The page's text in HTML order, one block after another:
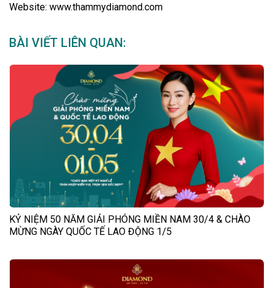
Website: www.thammydiamond.com
BÀI VIẾT LIÊN QUAN:
KỶ NIỆM 50 NĂM GIẢI PHÓNG MIỀN NAM 30/4 & CHÀO
MỪNG NGÀY QUỐC TẾ LAO ĐỘNG 1/5